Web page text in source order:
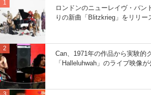
ロンドンのニューレイヴ・バン
りの新曲「Blitzkrieg」をリリー
Can、1971年の作品から実験的
「Halleluhwah」のライブ映像が